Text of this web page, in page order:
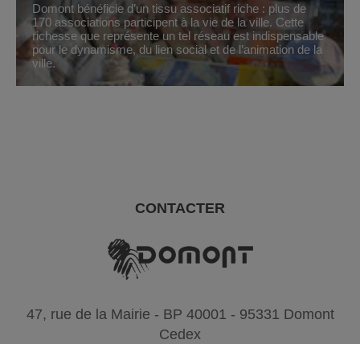
Domont bénéficie d’un tissu associatif riche : plus de
170 associations participent à la vie de la ville. Cette
richesse que représente un tel réseau est indispensable
pour le dynamisme, du lien social et de l’animation de la
ville.
CONTACTER
47, rue de la Mairie - BP 40001 - 95331 Domont
Cedex